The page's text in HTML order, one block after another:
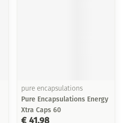
pure encapsulations
Pure Encapsulations Energy
Xtra Caps 60
€ 41,98